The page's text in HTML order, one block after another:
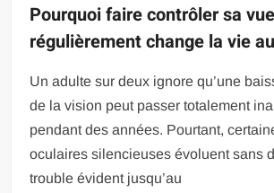
Pourquoi faire contrôler sa vue
régulièrement change la vie
Un adulte sur deux ignore qu’une
de la vision peut passer totalement
pendant des années. Pourtant,
oculaires silencieuses évoluent sans
trouble évident jusqu’au